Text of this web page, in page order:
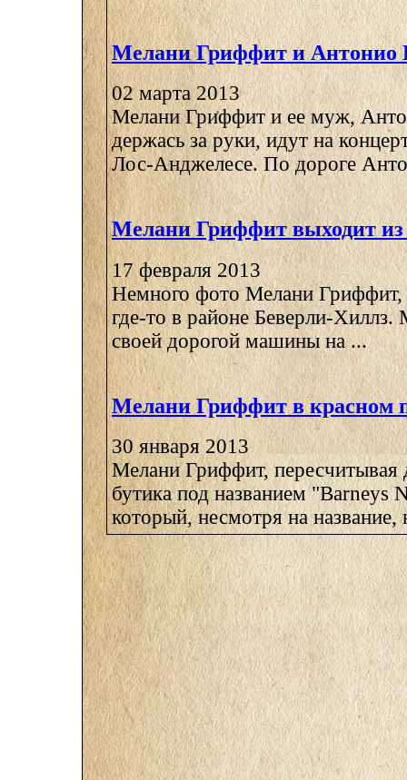
Мелани Гриффит и Антонио
02 марта 2013
Мелани Гриффит и ее муж,
держась за руки, идут на
Лос-Анджелесе. По дороге
Мелани Гриффит выходит
17 февраля 2013
Немного фото Мелани Гриффит,
где-то в районе Беверли-Хиллз.
своей дорогой машины на ...
Мелани Гриффит в красном
30 января 2013
Мелани Гриффит, пересчитывая
бутика под названием "Barneys
который, несмотря на название,